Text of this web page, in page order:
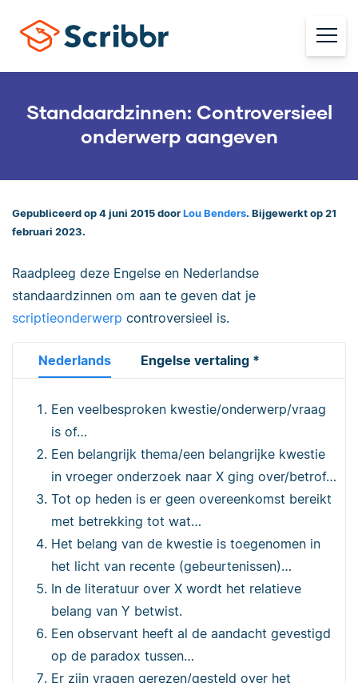
Standaardzinnen: Controversieel
onderwerp aangeven
Gepubliceerd op 4 juni 2015 door Lou Benders. Bijgewerkt op 21
februari 2023.
Raadpleeg deze Engelse en Nederlandse
standaardzinnen om aan te geven dat je
scriptieonderwerp controversieel is.
Nederlands Engelse vertaling *
Een veelbesproken kwestie/onderwerp/vraag
is of…
Een belangrijk thema/een belangrijke kwestie
in vroeger onderzoek naar X ging over/betrof…
Tot op heden is er geen overeenkomst bereikt
met betrekking tot wat…
Het belang van de kwestie is toegenomen in
het licht van recente (gebeurtenissen)…
In de literatuur over X wordt het relatieve
belang van Y betwist.
Een observant heeft al de aandacht gevestigd
op de paradox tussen…
Er zijn vragen gerezen/gesteld over het